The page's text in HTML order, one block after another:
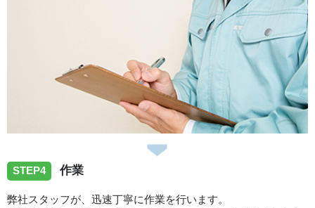
STEP4 作業
弊社スタッフが、迅速丁寧に作業を行います。